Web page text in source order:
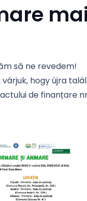
să ne revedem!
hogy újra
de finanțare nr.